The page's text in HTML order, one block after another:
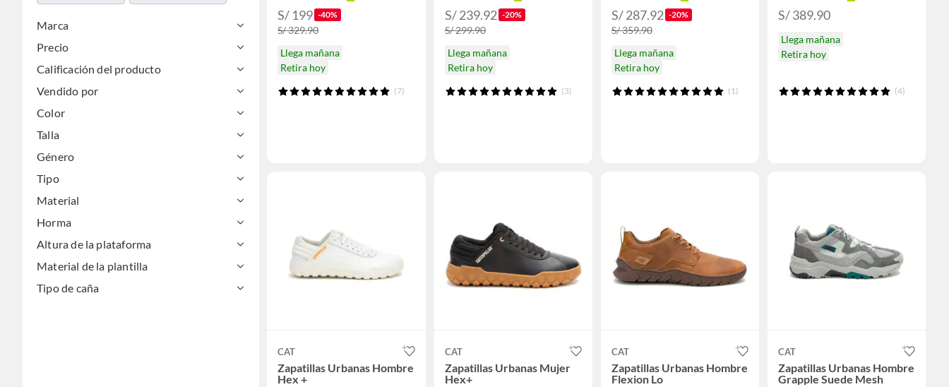
Marca
Precio
Calificación del producto
Vendido por
Color
Talla
Género
Tipo
Material
Horma
Altura de la plataforma
Material de la plantilla
Tipo de caña
S/ 199 -40%
S/ 329.90
Llega mañana
Retira hoy
(7)
S/ 239.92 -20%
S/ 299.90
Llega mañana
Retira hoy
(3)
S/ 287.92 -20%
S/ 359.90
Llega mañana
Retira hoy
(1)
S/ 389.90
Llega mañana
Retira hoy
(4)
CAT
Zapatillas Urbanas Hombre
Hex +
CAT
Zapatillas Urbanas Mujer
Hex+
CAT
Zapatillas Urbanas Hombre
Flexion Lo
CAT
Zapatillas Urbanas Hombre
Grapple Suede Mesh